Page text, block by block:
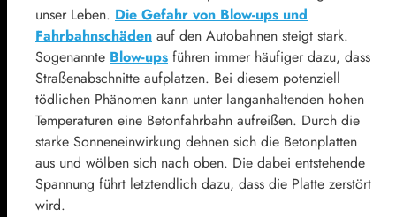
unser Leben. Die Gefahr von Blow-ups und
Fahrbahnschäden auf den Autobahnen steigt stark.
Sogenannte Blow-ups führen immer häufiger dazu, dass
Straßenabschnitte aufplatzen. Bei diesem potenziell
tödlichen Phänomen kann unter langanhaltenden hohen
Temperaturen eine Betonfahrbahn aufreißen. Durch die
starke Sonneneinwirkung dehnen sich die Betonplatten
aus und wölben sich nach oben. Die dabei entstehende
Spannung führt letztendlich dazu, dass die Platte zerstört
wird.